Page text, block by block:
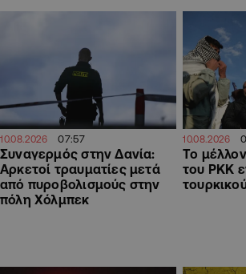
10.08.2026 07:57
Συναγερμός στην Δανία:
Αρκετοί τραυματίες μετά
από πυροβολισμούς στην
πόλη Χόλμπεκ
10.08.2026
Το
του PKK